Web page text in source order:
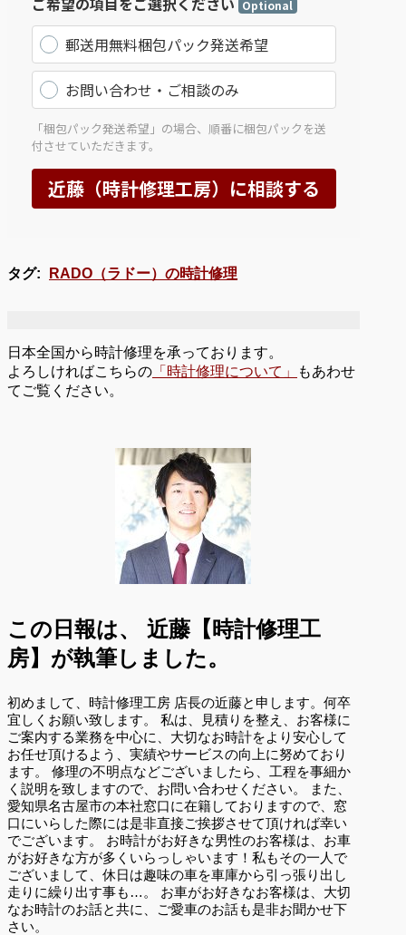
タグ: RADO（ラドー）の時計修理
日本全国から時計修理を承っております。
よろしければこちらの 「時計修理について」
もあわせ
てご覧ください。
この日報は、
近藤【時計修理工
房】が執筆しました。
初めまして、時計修理工房 店長の近藤と申します。何卒
宜しくお願い致します。 私は、見積りを整え、お客様に
ご案内する業務を中心に、大切なお時計をより安心して
お任せ頂けるよう、実績やサービスの向上に努めており
ます。 修理の不明点などございましたら、工程を事細か
く説明を致しますので、お問い合わせください。 また、
愛知県名古屋市の本社窓口に在籍しておりますので、窓
口にいらした際には是非直接ご挨拶させて頂ければ幸い
でございます。 お時計がお好きな男性のお客様は、お車
がお好きな方が多くいらっしゃいます！私もその一人で
ございまして、休日は趣味の車を車庫から引っ張り出し
走りに繰り出す事も…。 お車がお好きなお客様は、大切
なお時計のお話と共に、ご愛車のお話も是非お聞かせ下
さい。